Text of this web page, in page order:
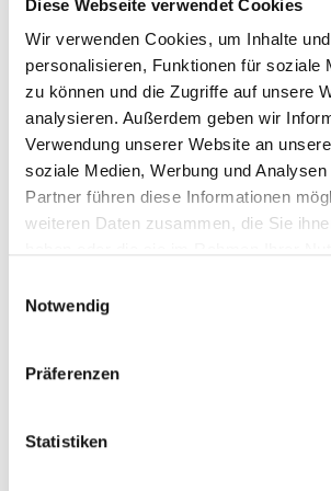
Diese Webseite verwendet Cookies
Wir verwenden Cookies, um Inhalte
personalisieren, Funktionen für soziale
zu können und die Zugriffe auf unsere
analysieren. Außerdem geben wir
Verwendung unserer Website an
soziale Medien, Werbung und
Partner führen diese Informationen
weiteren Daten zusammen, die Sie
Notwendig
Präferenzen
Statistiken
Montag bis Donnerstag: 08:00 –
An Feiertagen und Brückentagen
Abholung oder Versand möglich.
So sparen Sie Versandkosten
Bestellung persönlich
WEBER TECHNIK
Um Ihnen einen sicheren und